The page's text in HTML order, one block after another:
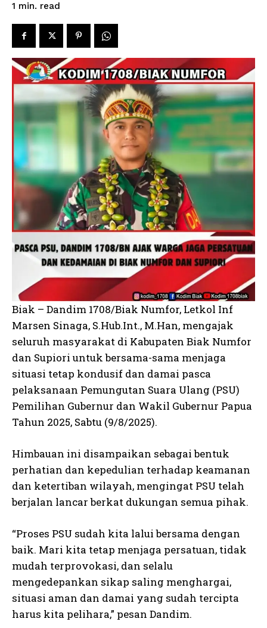
1 min. read
Biak – Dandim 1708/Biak Numfor, Letkol Inf
Marsen Sinaga, S.Hub.Int., M.Han, mengajak
seluruh masyarakat di Kabupaten Biak Numfor
dan Supiori untuk bersama-sama menjaga
situasi tetap kondusif dan damai pasca
pelaksanaan Pemungutan Suara Ulang (PSU)
Pemilihan Gubernur dan Wakil Gubernur Papua
Tahun 2025, Sabtu (9/8/2025).
Himbauan ini disampaikan sebagai bentuk
perhatian dan kepedulian terhadap keamanan
dan ketertiban wilayah, mengingat PSU telah
berjalan lancar berkat dukungan semua pihak.
“Proses PSU sudah kita lalui bersama dengan
baik. Mari kita tetap menjaga persatuan, tidak
mudah terprovokasi, dan selalu
mengedepankan sikap saling menghargai,
situasi aman dan damai yang sudah tercipta
harus kita pelihara,” pesan Dandim.